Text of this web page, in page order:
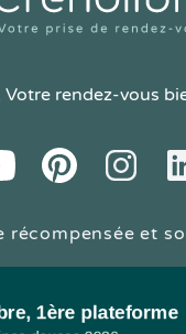
Votre rendez-vous
Pintereset
récompensée et